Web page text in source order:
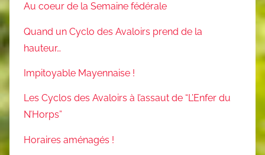
Au coeur de la Semaine fédérale
Quand un Cyclo des Avaloirs prend de la
hauteur…
Impitoyable Mayennaise !
Les Cyclos des Avaloirs à l’assaut de “L’Enfer du
N’Horps”
Horaires aménagés !